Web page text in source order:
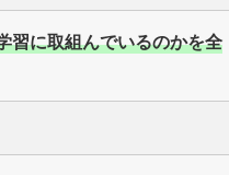
習に取組んでいるのかを全